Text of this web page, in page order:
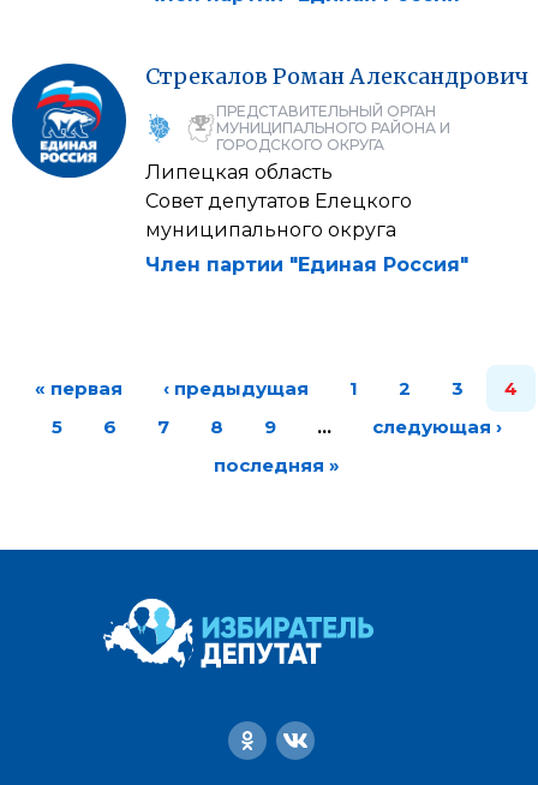
Стрекалов РоманАлександрович
ПРЕДСТАВИТЕЛЬНЫЙ ОРГАН
МУНИЦИПАЛЬНОГО РАЙОНА И
ГОРОДСКОГО ОКРУГА
Липецкая область
Совет депутатов Елецкого
муниципального округа
Член партии "Единая Россия"
« первая ‹ предыдущая 1 2 3
4
5
6 7 8 9 …
следующая ›
последняя »